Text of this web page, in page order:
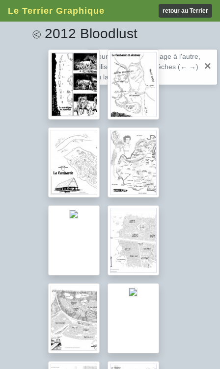
Le Terrier Graphique retour au Terrier
Pour passer d'une image à l'autre,
utilisez les touches fléches (← →)
ou la barre espace
×
⧀2012 Bloodlust